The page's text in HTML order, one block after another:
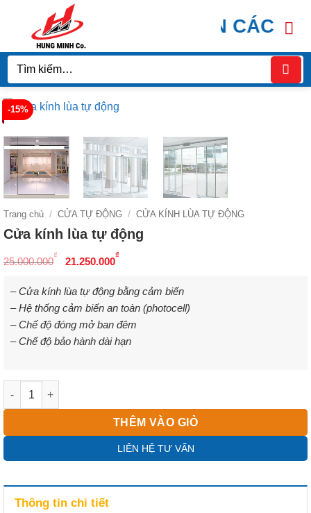
dung
DOOR CHUYÊN CÁC LOẠI
Tìm
-15%
Trang chủ / CỬA TỰ ĐỘNG / CỬA KÍNH LÙA TỰ ĐỘNG
Cửa kính lùa tự động
25.000.000
₫
Giá
là:
25.000.000₫.
21.250.000
₫
tại
là:
21.250.000₫.
– Cửa kính lùa tự động bằng cảm biến
– Hệ thống cảm biến an toàn (photocell)
– Chế độ đóng mở ban đêm
– Chế độ bảo hành dài hạn
Cửa kính lùa tự động số lượng
THÊM VÀO GIỎ
LIÊN HỆ TƯ VẤN
Thông tin chi tiết